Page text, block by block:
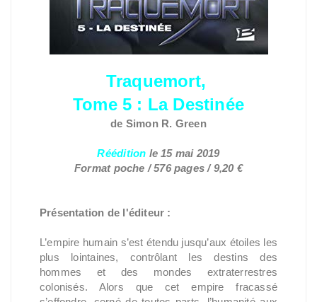
Traquemort,
Tome 5 : La Destinée
de Simon R. Green
Réédition le 15 mai 2019
Format poche / 576 pages / 9,20 €
Présentation de l'éditeur :
L’empire humain s’est étendu jusqu’aux étoiles les
plus lointaines, contrôlant les destins des
hommes et des mondes extraterrestres
colonisés. Alors que cet empire fracassé